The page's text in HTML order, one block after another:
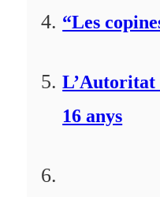
“Les
L’Autoritat
16 anys